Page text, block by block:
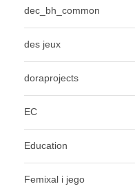
dec_bh_common
des jeux
doraprojects
EC
Education
Femixal i jego